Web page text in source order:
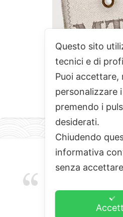
EMOZIONI,
L'ALCHIMIA DEL
Questo sito
tecnici e di
Puoi accettare,
personalizzare
premendo i
desiderati.
Chiudendo
informativa
senza